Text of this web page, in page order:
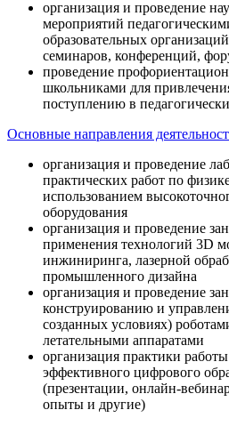
организация и проведение
мероприятий
образовательных
семинаров, конференций,
проведение
школьниками для
поступлению в
Основные направления
организация и проведение
практических работ по
использованием
оборудования
организация и проведение
применения технологий 3D
инжиниринга, лазерной
промышленного дизайна
организация и проведение
конструированию и
созданных условиях)
летательными аппаратами
организация практики
эффективного цифрового
(презентации, онлайн-
опыты и другие)